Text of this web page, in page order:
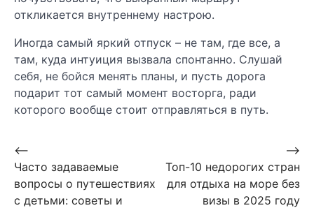
откликается внутреннему настрою.
Иногда самый яркий отпуск – не там, где все, а
там, куда интуиция вызвала спонтанно. Слушай
себя, не бойся менять планы, и пусть дорога
подарит тот самый момент восторга, ради
которого вообще стоит отправляться в путь.
Навигация
по
записям
⟵
Часто задаваемые
вопросы о путешествиях
с детьми: советы и
Топ-10 недорогих стран
для отдыха на море без
визы в 2025 году
⟶